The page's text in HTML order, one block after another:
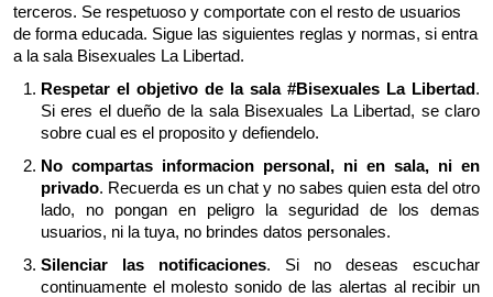
terceros. Se respetuoso y comportate con el resto de usuarios
de forma educada. Sigue las siguientes reglas y normas, si entra
a la sala Bisexuales La Libertad.
Respetar el objetivo de la sala #Bisexuales La Libertad.
Si eres el dueño de la sala Bisexuales La Libertad, se claro
sobre cual es el proposito y defiendelo.
No compartas informacion personal, ni en sala, ni en
privado. Recuerda es un chat y no sabes quien esta del otro
lado, no pongan en peligro la seguridad de los demas
usuarios, ni la tuya, no brindes datos personales.
Silenciar las notificaciones. Si no deseas escuchar
continuamente el molesto sonido de las alertas al recibir un